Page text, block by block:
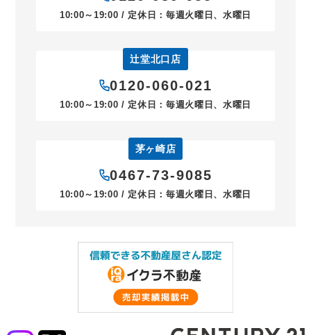
10:00～19:00 / 定休日：毎週火曜日、水曜日
辻堂北口店
0120-060-021
10:00～19:00 / 定休日：毎週火曜日、水曜日
茅ヶ崎店
0467-73-9085
10:00～19:00 / 定休日：毎週火曜日、水曜日